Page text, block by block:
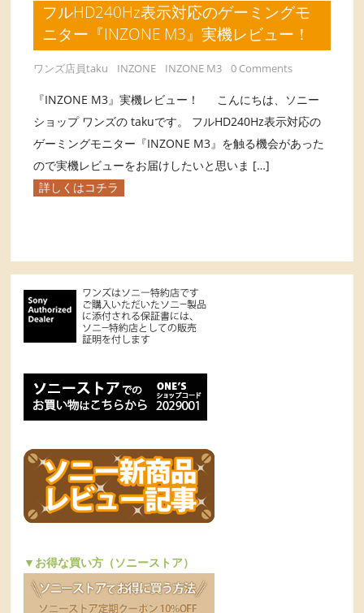
フルHD240Hz表示対応のゲーミングモ
ニター『INZONE M3』実機レビュー！
ワンズ店員taku INZONE INZONE M3 0 Comments
『INZONE M3』実機レビュー！ こんにちは、ソニー
ショップ ワンズの takuです。 フルHD240Hz表示対応の
ゲーミングモニター『INZONE M3』を触る機会があった
ので実機レビューをお届けしたいと思いま […]
詳しくはコチラ
▼お得な買い方（ソニーストア）